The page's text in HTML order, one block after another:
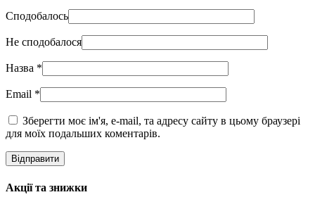
Сподобалось
Не сподобалося
Назва *
Email *
Зберегти моє ім'я, e-mail, та адресу сайту в цьому браузері
для моїх подальших коментарів.
Акції та знижки